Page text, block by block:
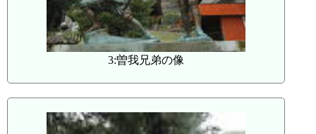
3:曽我兄弟の像